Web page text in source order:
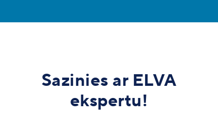
Sazinies ar ELVA
ekspertu!